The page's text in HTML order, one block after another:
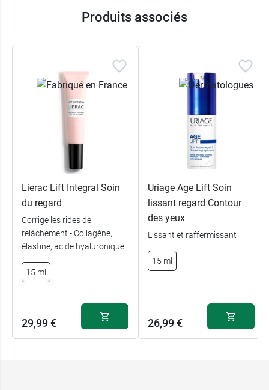
décongestionner les poches sous les yeux
d'élimination des pigments bleus pourfaire
disparaitre les cernes.
Enfin, un complexe hydratant, contenant
notamment de la glycérine et de l'acide
hyaluronique, restaure la barrière lipidique et
freine le dessèchement cutané
. Votre regard
retrouve son tonus et sa fraicheur. Cette crème
peut entrer dans une routine anti-âge de paire
sérum intensif Duolys Hyal ACM.
Conditionnement :Tube de 15 ml
Produits associés
Lierac Lift Integral Soin
du regard
Corrige les rides de
relâchement - Collagène,
élastine, acide hyaluronique
15 ml
29,99 €
Uriage Age Lift Soin
lissant regard Contour
des yeux
Lissant et raffermissant
15 ml
26,99 €